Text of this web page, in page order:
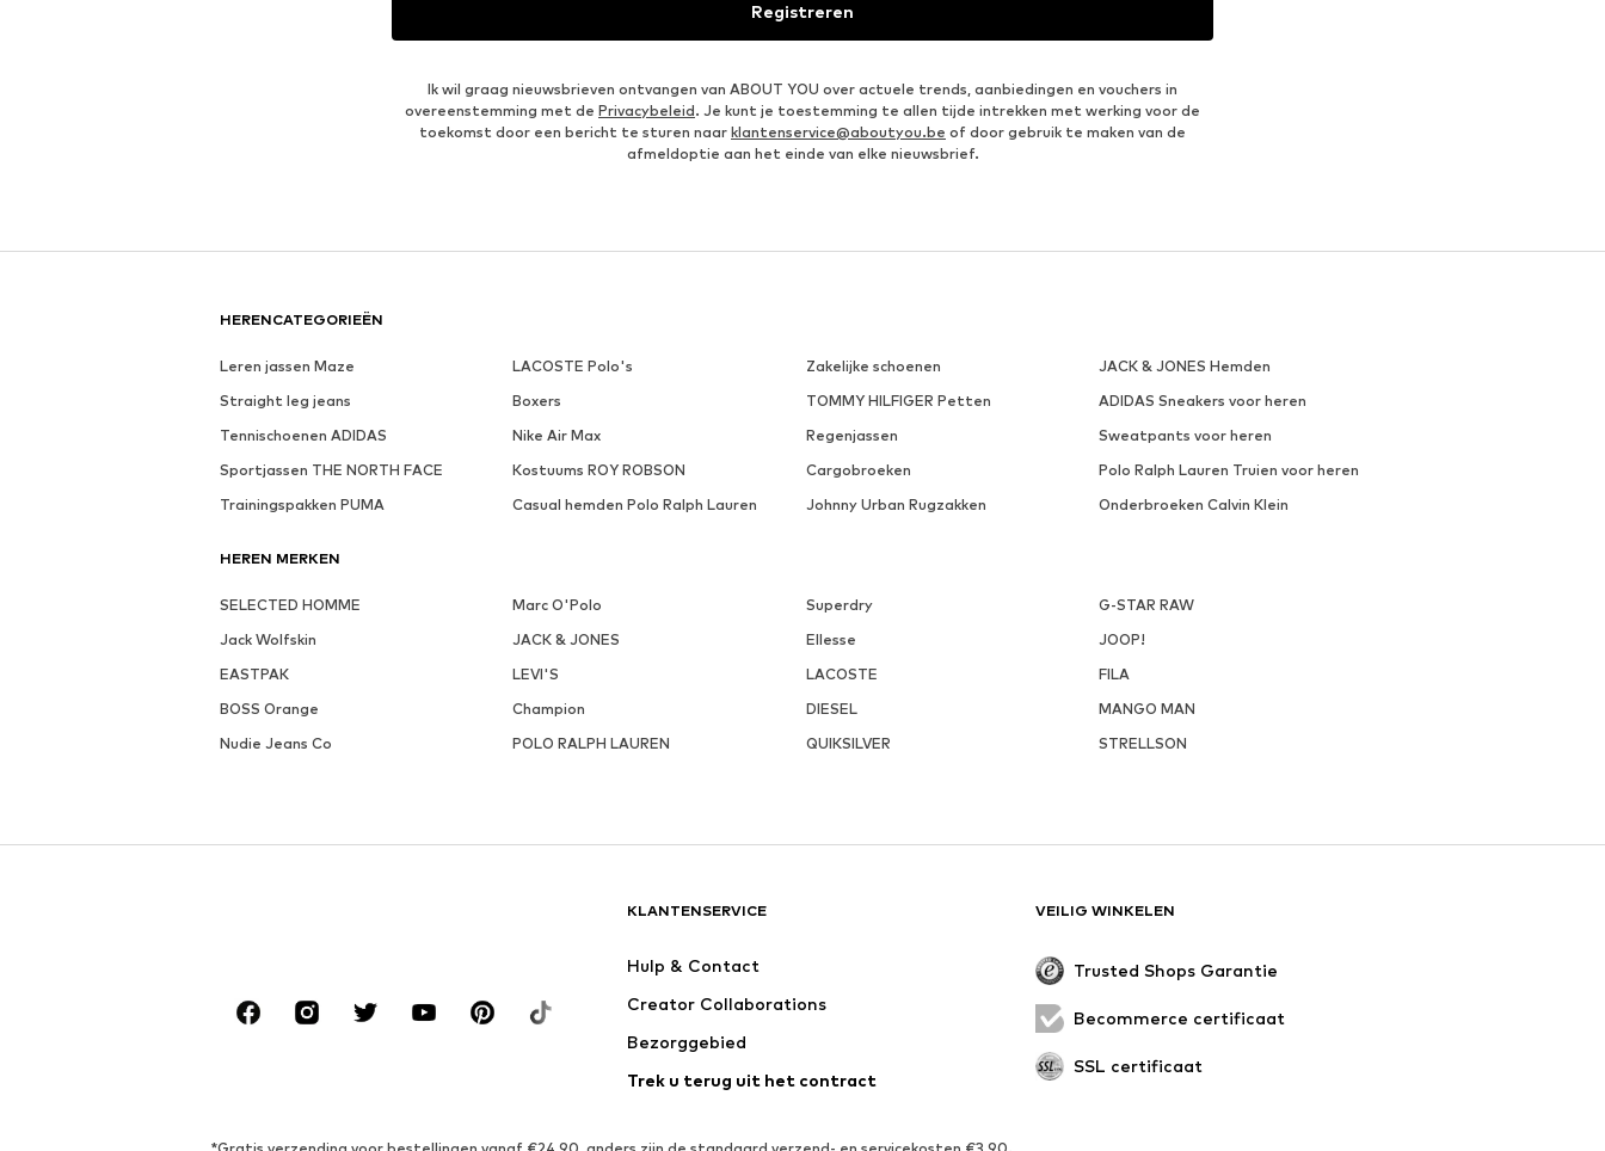
Registreren
Ik wil graag nieuwsbrieven ontvangen van ABOUT YOU over actuele trends, aanbiedingen en vouchers in
overeenstemming met de Privacybeleid. Je kunt je toestemming te allen tijde intrekken met werking voor de
toekomst door een bericht te sturen naar klantenservice@aboutyou.be of door gebruik te maken van de
afmeldoptie aan het einde van elke nieuwsbrief.
HERENCATEGORIEËN
Leren jassen Maze LACOSTE Polo's Zakelijke schoenen
JACK & JONES Hemden
Straight leg jeans
Boxers TOMMY HILFIGER Petten
ADIDAS Sneakers voor heren
Tennischoenen ADIDAS
Nike Air Max Regenjassen
Sweatpants voor heren
Sportjassen THE NORTH FACE
Kostuums ROY ROBSON Cargobroeken
Polo Ralph Lauren Truien voor heren
Trainingspakken PUMA
Casual hemden Polo Ralph Lauren Johnny Urban Rugzakken Onderbroeken Calvin Klein
HEREN MERKEN
SELECTED HOMME Marc O'Polo Superdry
G-STAR RAW
Jack Wolfskin
JACK & JONES Ellesse
JOOP!
EASTPAK
LEVI'S LACOSTE
FILA
BOSS Orange
Champion DIESEL
MANGO MAN
Nudie Jeans Co
POLO RALPH LAUREN QUIKSILVER STRELLSON
KLANTENSERVICE
Hulp & Contact
Creator Collaborations
Bezorggebied
Trek u terug uit het contract
VEILIG WINKELEN
Trusted Shops Garantie
Becommerce certificaat
SSL certificaat